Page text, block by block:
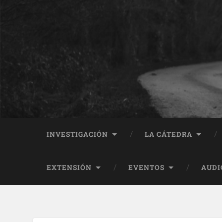
INVESTIGACIÓN LA CÁTEDRA
EXTENSIÓN EVENTOS